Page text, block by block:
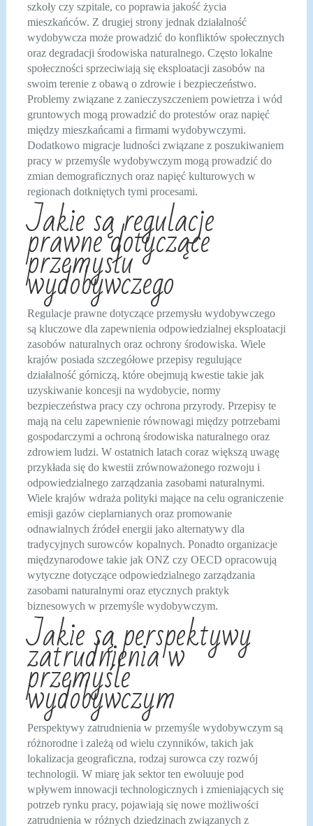
szkoły czy szpitale, co poprawia jakość życia
mieszkańców. Z drugiej strony jednak działalność
wydobywcza może prowadzić do konfliktów społecznych
oraz degradacji środowiska naturalnego. Często lokalne
społeczności sprzeciwiają się eksploatacji zasobów na
swoim terenie z obawą o zdrowie i bezpieczeństwo.
Problemy związane z zanieczyszczeniem powietrza i wód
gruntowych mogą prowadzić do protestów oraz napięć
między mieszkańcami a firmami wydobywczymi.
Dodatkowo migracje ludności związane z poszukiwaniem
pracy w przemyśle wydobywczym mogą prowadzić do
zmian demograficznych oraz napięć kulturowych w
regionach dotkniętych tymi procesami.
Jakie są regulacje
prawne dotyczące
przemysłu
wydobywczego
Regulacje prawne dotyczące przemysłu wydobywczego
są kluczowe dla zapewnienia odpowiedzialnej eksploatacji
zasobów naturalnych oraz ochrony środowiska. Wiele
krajów posiada szczegółowe przepisy regulujące
działalność górniczą, które obejmują kwestie takie jak
uzyskiwanie koncesji na wydobycie, normy
bezpieczeństwa pracy czy ochrona przyrody. Przepisy te
mają na celu zapewnienie równowagi między potrzebami
gospodarczymi a ochroną środowiska naturalnego oraz
zdrowiem ludzi. W ostatnich latach coraz większą uwagę
przykłada się do kwestii zrównoważonego rozwoju i
odpowiedzialnego zarządzania zasobami naturalnymi.
Wiele krajów wdraża polityki mające na celu ograniczenie
emisji gazów cieplarnianych oraz promowanie
odnawialnych źródeł energii jako alternatywy dla
tradycyjnych surowców kopalnych. Ponadto organizacje
międzynarodowe takie jak ONZ czy OECD opracowują
wytyczne dotyczące odpowiedzialnego zarządzania
zasobami naturalnymi oraz etycznych praktyk
biznesowych w przemyśle wydobywczym.
Jakie są perspektywy
zatrudnienia w
przemyśle
wydobywczym
Perspektywy zatrudnienia w przemyśle wydobywczym są
różnorodne i zależą od wielu czynników, takich jak
lokalizacja geograficzna, rodzaj surowca czy rozwój
technologii. W miarę jak sektor ten ewoluuje pod
wpływem innowacji technologicznych i zmieniających się
potrzeb rynku pracy, pojawiają się nowe możliwości
zatrudnienia w różnych dziedzinach związanych z